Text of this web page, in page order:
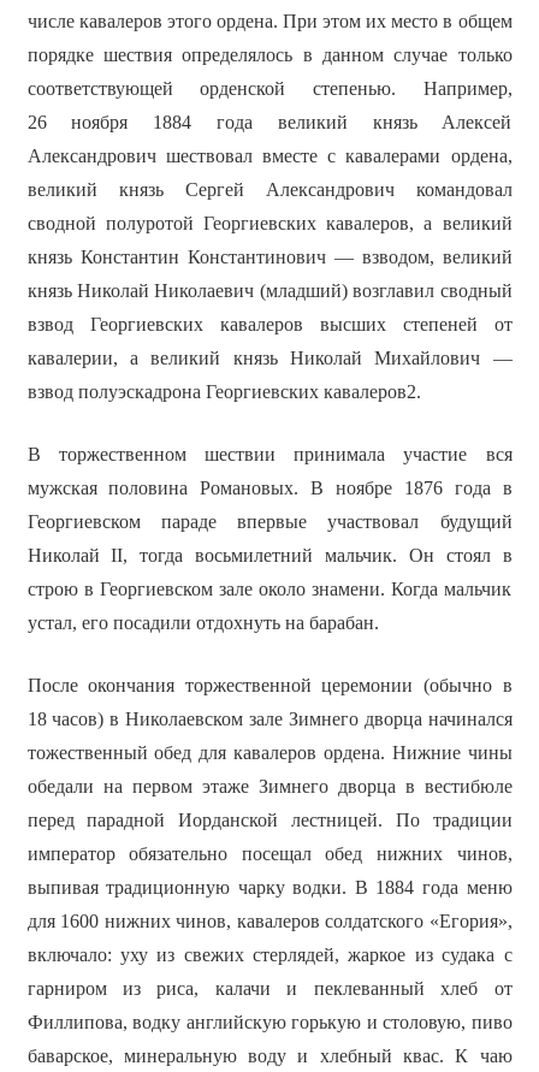
числе кавалеров этого ордена. При этом их место в общем
порядке шествия определялось в данном случае только
соответствующей орденской степенью. Например,
26 ноября 1884 года великий князь Алексей
Александрович шествовал вместе с кавалерами ордена,
великий князь Сергей Александрович командовал
сводной полуротой Георгиевских кавалеров, а великий
князь Константин Константинович — взводом, великий
князь Николай Николаевич (младший) возглавил сводный
взвод Георгиевских кавалеров высших степеней от
кавалерии, а великий князь Николай Михайлович —
взвод полуэскадрона Георгиевских кавалеров2.
В торжественном шествии принимала участие вся
мужская половина Романовых. В ноябре 1876 года в
Георгиевском параде впервые участвовал будущий
Николай II, тогда восьмилетний мальчик. Он стоял в
строю в Георгиевском зале около знамени. Когда мальчик
устал, его посадили отдохнуть на барабан.
После окончания торжественной церемонии (обычно в
18 часов) в Николаевском зале Зимнего дворца начинался
тожественный обед для кавалеров ордена. Нижние чины
обедали на первом этаже Зимнего дворца в вестибюле
перед парадной Иорданской лестницей. По традиции
император обязательно посещал обед нижних чинов,
выпивая традиционную чарку водки. В 1884 года меню
для 1600 нижних чинов, кавалеров солдатского «Егория»,
включало: уху из свежих стерлядей, жаркое из судака с
гарниром из риса, калачи и пеклеванный хлеб от
Филлипова, водку английскую горькую и столовую, пиво
баварское, минеральную воду и хлебный квас. К чаю